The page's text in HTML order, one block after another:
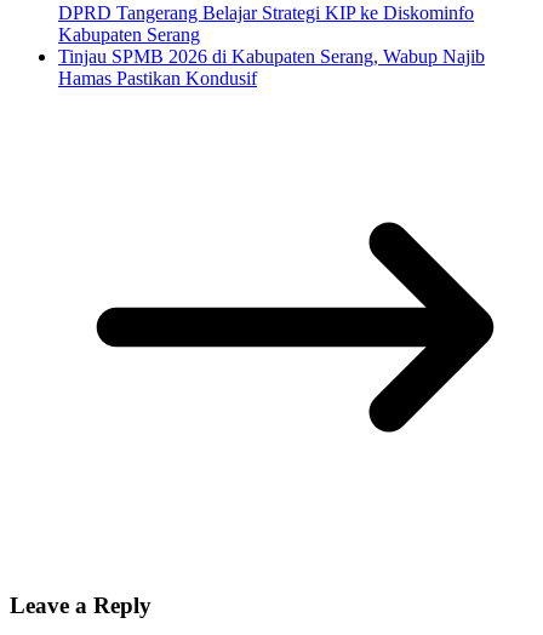
DPRD Tangerang Belajar Strategi KIP ke Diskominfo
Kabupaten Serang
Tinjau SPMB 2026 di Kabupaten Serang, Wabup Najib
Hamas Pastikan Kondusif
Leave a Reply